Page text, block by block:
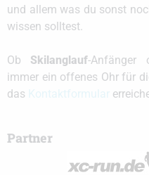
und allem was du sonst
wissen solltest.
Ob Skilanglauf-Anfänger
immer ein offenes Ohr für
das
Partner